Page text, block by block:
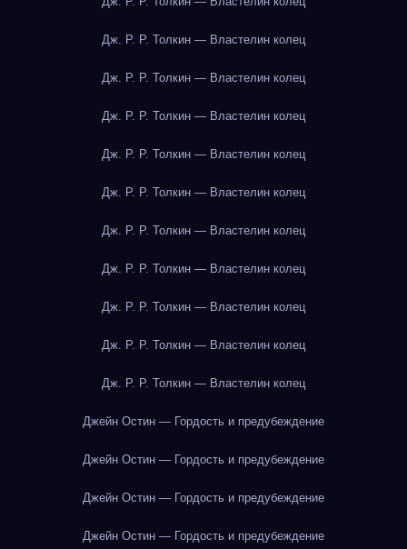
Дж. Р. Р. Толкин — Властелин колец
Дж. Р. Р. Толкин — Властелин колец
Дж. Р. Р. Толкин — Властелин колец
Дж. Р. Р. Толкин — Властелин колец
Дж. Р. Р. Толкин — Властелин колец
Дж. Р. Р. Толкин — Властелин колец
Дж. Р. Р. Толкин — Властелин колец
Дж. Р. Р. Толкин — Властелин колец
Дж. Р. Р. Толкин — Властелин колец
Дж. Р. Р. Толкин — Властелин колец
Джейн Остин — Гордость и предубеждение
Джейн Остин — Гордость и предубеждение
Джейн Остин — Гордость и предубеждение
Джейн Остин — Гордость и предубеждение